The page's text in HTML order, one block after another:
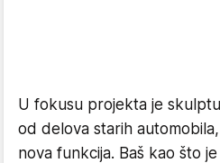
U fokusu projekta je
od delova starih
nova funkcija. Baš kao što